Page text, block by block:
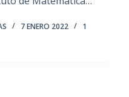
7 ENERO 2022
1